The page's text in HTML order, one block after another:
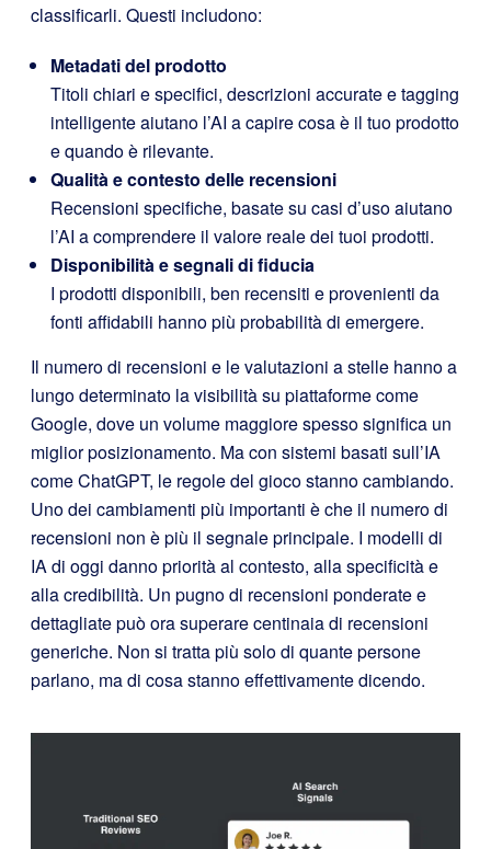
classificarli. Questi includono:
Metadati del prodotto
Titoli chiari e specifici, descrizioni accurate e tagging
intelligente aiutano l’AI a capire cosa è il tuo prodotto
e quando è rilevante.
Qualità e contesto delle recensioni
Recensioni specifiche, basate su casi d’uso aiutano
l’AI a comprendere il valore reale dei tuoi prodotti.
Disponibilità e segnali di fiducia
I prodotti disponibili, ben recensiti e provenienti da
fonti affidabili hanno più probabilità di emergere.
Il numero di recensioni e le valutazioni a stelle hanno a
lungo determinato la visibilità su piattaforme come
Google, dove un volume maggiore spesso significa un
miglior posizionamento. Ma con sistemi basati sull’IA
come ChatGPT, le regole del gioco stanno cambiando.
Uno dei cambiamenti più importanti è che il numero di
recensioni non è più il segnale principale. I modelli di
IA di oggi danno priorità al contesto, alla specificità e
alla credibilità. Un pugno di recensioni ponderate e
dettagliate può ora superare centinaia di recensioni
generiche. Non si tratta più solo di quante persone
parlano, ma di cosa stanno effettivamente dicendo.